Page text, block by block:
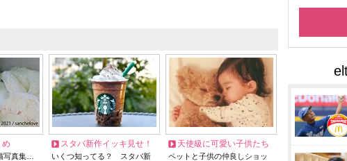
め
写真集…
スタバ新作イッキ見せ！
いくつ知ってる？ スタバ新
天使級に可愛い子供たち
ペットと子供の仲良しショッ